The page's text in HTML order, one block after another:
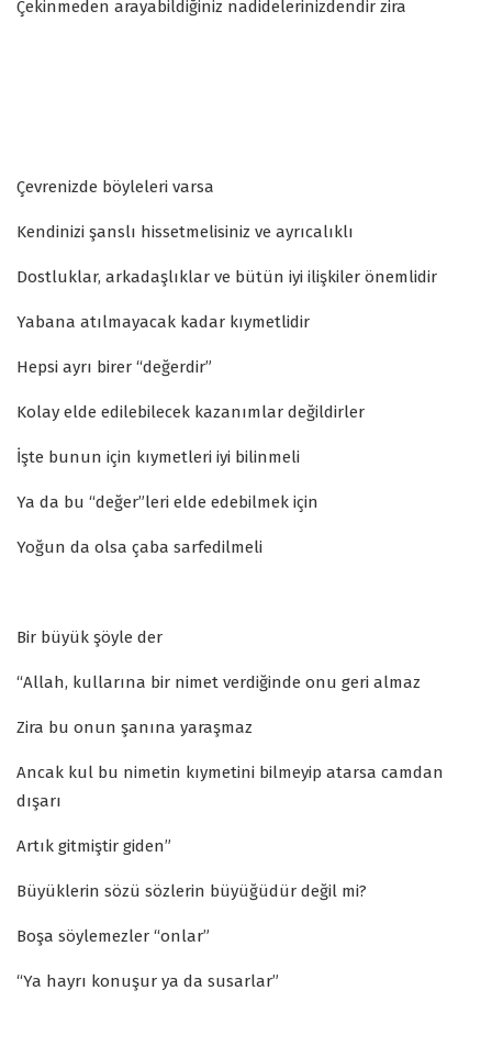
Çekinmeden arayabildiğiniz nadidelerinizdendir zira
Çevrenizde böyleleri varsa
Kendinizi şanslı hissetmelisiniz ve ayrıcalıklı
Dostluklar, arkadaşlıklar ve bütün iyi ilişkiler önemlidir
Yabana atılmayacak kadar kıymetlidir
Hepsi ayrı birer “değerdir”
Kolay elde edilebilecek kazanımlar değildirler
İşte bunun için kıymetleri iyi bilinmeli
Ya da bu “değer”leri elde edebilmek için
Yoğun da olsa çaba sarfedilmeli
Bir büyük şöyle der
“Allah, kullarına bir nimet verdiğinde onu geri almaz
Zira bu onun şanına yaraşmaz
Ancak kul bu nimetin kıymetini bilmeyip atarsa camdan
dışarı
Artık gitmiştir giden”
Büyüklerin sözü sözlerin büyüğüdür değil mi?
Boşa söylemezler “onlar”
“Ya hayrı konuşur ya da susarlar”